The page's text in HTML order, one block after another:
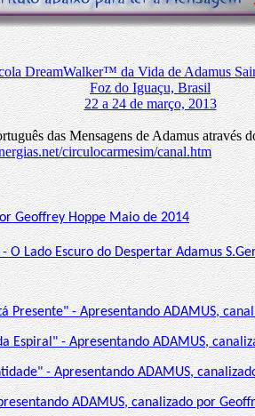
DreamWalker™ da Vida de Adamus
Foz do Iguaçu, Brasil
22 a 24 de março, 2013
das Mensagens de Adamus através
circulocarmesim/canal.htm
Geoffrey Hoppe Maio de 2014
O Lado Escuro do Despertar Adamus
Presente" - Apresentando ADAMUS,
Espiral" - Apresentando ADAMUS,
- Apresentando ADAMUS,
ADAMUS, canalizado por